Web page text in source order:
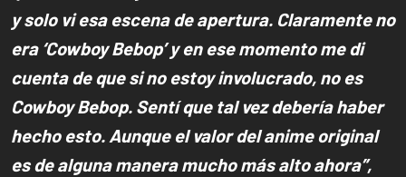
y solo vi esa escena de apertura. Claramente no
era ‘Cowboy Bebop’ y en ese momento me di
cuenta de que si no estoy involucrado, no es
Cowboy Bebop. Sentí que tal vez debería haber
hecho esto. Aunque el valor del anime original
es de alguna manera mucho más alto ahora”,